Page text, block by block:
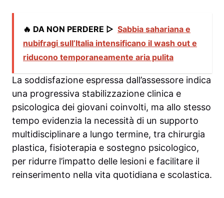
🔥 DA NON PERDERE ▷ Sabbia sahariana e
nubifragi sull’Italia intensificano il wash out e
riducono temporaneamente aria pulita
La soddisfazione espressa dall’assessore indica
una progressiva stabilizzazione clinica e
psicologica dei giovani coinvolti, ma allo stesso
tempo evidenzia la necessità di un supporto
multidisciplinare a lungo termine, tra chirurgia
plastica, fisioterapia e sostegno psicologico,
per ridurre l’impatto delle lesioni e facilitare il
reinserimento nella vita quotidiana e scolastica.